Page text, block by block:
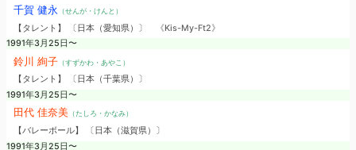
千賀 健永 （せんが・けんと）
【タレント】 〔日本（愛知県）〕
《Kis-My-Ft2》
1991年3月25日〜
鈴川 絢子（すずかわ・あやこ）
【タレント】 〔日本（千葉県）〕
1991年3月25日〜
田代 佳奈美（たしろ・かなみ）
【バレーボール】 〔日本（滋賀県）〕
1991年3月25日〜